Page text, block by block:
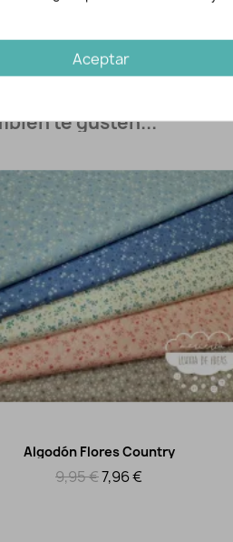
P
Sí
te gusten...
Vista rápida
Algodón Flores Country
9,95 €7,96 €
Aceptar